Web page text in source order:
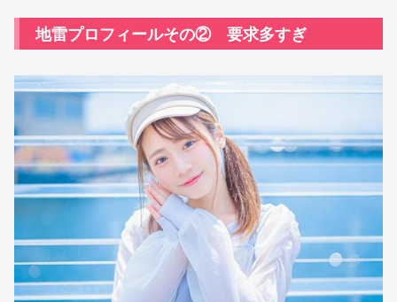
地雷プロフィールその② 要求多すぎ